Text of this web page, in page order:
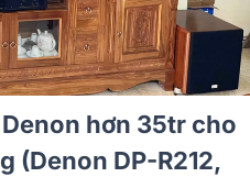
hơn 35tr cho
(Denon DP-R212,